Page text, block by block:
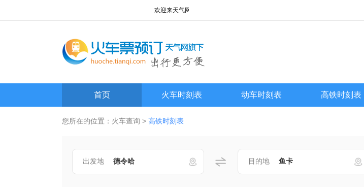
欢迎来天气网火车查询频道!
首页 火车时刻表 动车时刻表 高铁时刻表
您所在的位置： 火车查询 > 高铁时刻表
出发地 目的地